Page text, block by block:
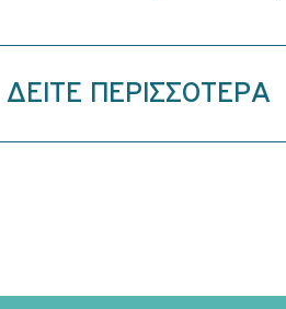
ΔΕΙΤΕ ΠΕΡΙΣΣΟΤΕΡΑ